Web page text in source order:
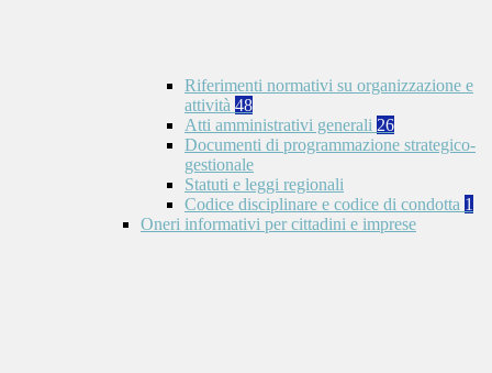
Riferimenti normativi su organizzazione e
attività 48
Atti amministrativi generali 26
Documenti di programmazione strategico-
gestionale
Statuti e leggi regionali
Codice disciplinare e codice di condotta 1
Oneri informativi per cittadini e imprese